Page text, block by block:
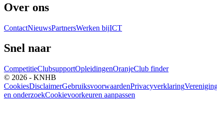
Over ons
ContactNieuwsPartnersWerken bijICT
Snel naar
CompetitieClubsupportOpleidingenOranjeClub finder
© 2026 - KNHB
CookiesDisclaimerGebruiksvoorwaardenPrivacyverklaring
en onderzoekCookievoorkeuren aanpassen